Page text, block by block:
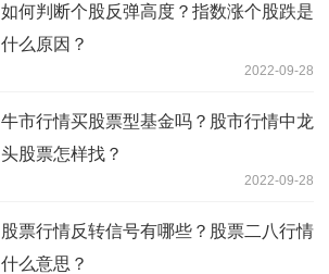
如何判断个股反弹高度？指数涨个股跌是
什么原因？
2022-09-28
牛市行情买股票型基金吗？股市行情中龙
头股票怎样找？
2022-09-28
股票行情反转信号有哪些？股票二八行情
什么意思？